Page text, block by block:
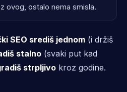
ovog, ostalo nema smisla.
SEO središ jednom (i držiš
stalno (svaki put kad
strpljivo kroz godine.